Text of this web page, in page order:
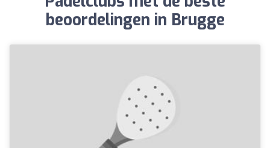
beoordelingen in Brugge